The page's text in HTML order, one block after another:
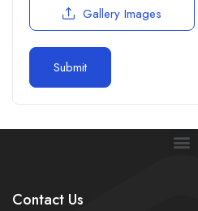
Gallery Images
Contact Us